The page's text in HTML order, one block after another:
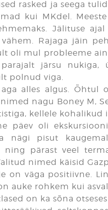
rasked ja seega
kui MKdel.
Jälituse
vähem. Rajaga jäin
oli mul probleeme
järsu nukiga,
polnud viga.
alles algus. Õhtul
nagu Boney M,
kellele kohalikud
päev oli
nägi pisut
ning pärast veel
nimed käisid
on väga positiivne.
auke rohkem kui
on ka sõna